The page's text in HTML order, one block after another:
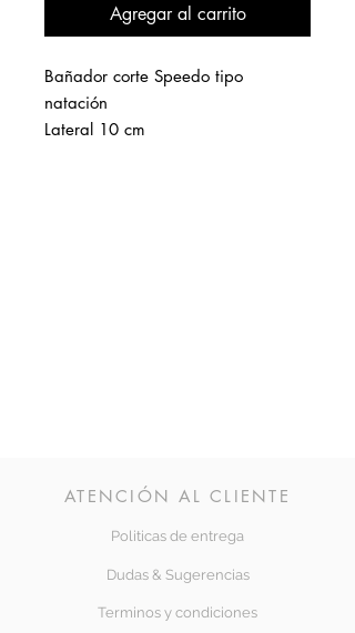
Agregar al carrito
Bañador corte Speedo tipo
natación
Lateral 10 cm
ATENCIÓN AL CLIENTE
Politicas de entrega
Dudas & Sugerencias
Terminos y condiciones